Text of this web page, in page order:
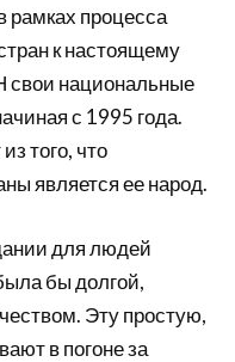
рамках процесса
к настоящему
свои национальные
с 1995 года.
того, что
является ее народ.
для людей
бы долгой,
Эту простую,
в погоне за